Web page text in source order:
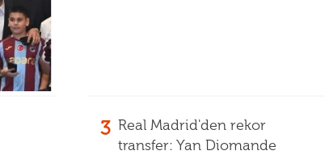
3 Real Madrid'den rekor
transfer: Yan Diomande